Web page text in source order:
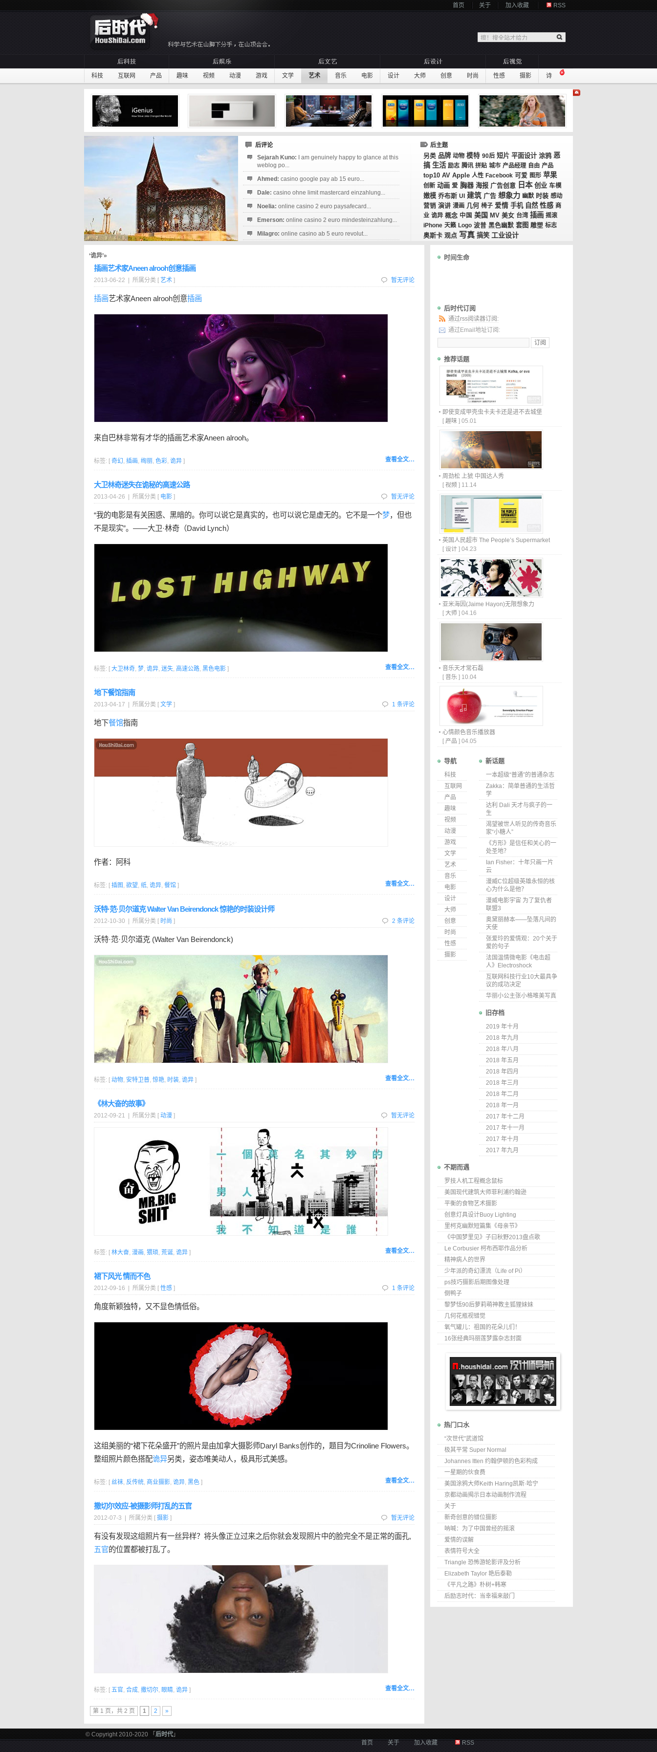
首页 关于 加入收藏 RSS
科技 互联网 产品 趣味 视频 动漫 游戏 文学 艺术 音乐 电影 设计 大师 创意 时尚 性感 摄影 诗
后评论
Sejarah Kuno:
I am genuinely happy to glance at this
weblog po...
Ahmed: casino google pay ab 15 euro...
Dale: casino ohne limit mastercard einzahlung...
Noelia: online casino 2 euro paysafecard...
Emerson: online casino 2 euro mindesteinzahlung...
Milagro: online casino ab 5 euro revolut...
后主题
另类 品牌 动物 模特 90后 短片 平面设计 涂鸦 恶
搞 生活 励志 腾讯 拼贴 城市 产品经理 自由 产品
top10 AV Apple 人性 Facebook 可爱 图形 苹果
创新 动画 爱 胸器 海报 广告创意 日本 创业 车模
嫩模 乔布斯 UI 建筑 广告 想象力 幽默 时装 感动
营销 演讲 漫画 几何 椅子 爱情 手机 自然 性感 商
业 诡异 概念 中国 美国 MV 美女 台湾 插画 摇滚
iPhone 天籁 Logo 波普 黑色幽默 套图 雕塑 标志
奥斯卡 观点 写真 搞笑 工业设计
‘诡异’»
插画艺术家Aneen alrooh创意插画
2013-06-22 | 所属分类 [ 艺术 ] 暂无评论
插画艺术家Aneen alrooh创意插画
来自巴林非常有才华的插画艺术家Aneen alrooh。
查看全文…
标签: [ 奇幻, 插画, 绚丽, 色彩, 诡异 ]
大卫林奇迷失在诡秘的高速公路
2013-04-26 | 所属分类 [ 电影 ] 暂无评论
“我的电影是有关困惑、黑暗的。你可以说它是真实的，也可以说它是虚无的。它不是一个梦，但也
不是现实”。——大卫·林奇（David Lynch）
查看全文…
标签: [ 大卫林奇, 梦, 诡异, 迷失, 高速公路, 黑色电影 ]
地下餐馆指南
2013-04-17 | 所属分类 [ 文学 ] 1 条评论
地下餐馆指南
作者：阿科
查看全文…
标签: [ 插图 , 欲望, 纸, 诡异, 餐馆 ]
沃特·范·贝尔道克 Walter Van Beirendonck 惊艳的时装设计师
2012-10-30 | 所属分类 [ 时尚 ] 2 条评论
沃特·范·贝尔道克 (Walter Van Beirendonck)
查看全文…
标签: [ 动物, 安特卫普, 惊艳, 时装, 诡异 ]
《林大奋的故事》
2012-09-21 | 所属分类 [ 动漫 ] 暂无评论
查看全文…
标签: [ 林大奋, 漫画, 猥琐, 荒诞, 诡异 ]
裙下风光 情而不色
2012-09-16 | 所属分类 [ 性感 ] 1 条评论
角度新颖独特，又不显色情低俗。
这组美丽的“裙下花朵盛开”的照片是由加拿大摄影师Daryl Banks创作的，题目为Crinoline Flowers。
整组照片颜色搭配诡异另类，姿态唯美动人，极具形式美感。
查看全文…
标签: [ 丝袜, 反传统, 商业摄影, 诡异, 黑色 ]
撒切尔效应-被摄影师打乱的五官
2012-07-3 | 所属分类 [ 摄影 ] 暂无评论
有没有发现这组照片有一丝异样？将头像正立过来之后你就会发现照片中的脸完全不是正常的面孔,
五官的位置都被打乱了。
查看全文…
标签: [ 五官, 合成, 撒切尔, 眼睛, 诡异 ]
第 1 页，共 2 页 1 2 »
时间生命
后时代订阅
通过rss阅读器订阅:
通过Email地址订阅:
推荐话题
即使变成甲壳虫卡夫卡还是进不去城堡
[ 趣味 ] 05.01
周劲松 上猇 中国达人秀
[ 视频 ] 11.14
英国人民超市 The People’s Supermarket
[ 设计 ] 04.23
亚米海因(Jaime Hayon)无限想象力
[ 大师 ] 04.16
音乐天才常石磊
[ 音乐 ] 10.04
心情颜色音乐播放器
[ 产品 ] 04.05
导航
科技
互联网
产品
趣味
视频
动漫
游戏
文学
艺术
音乐
电影
设计
大师
创意
时尚
性感
摄影
新话题
一本超级“普通”的普通杂志
Zakka：简单普通的生活哲
学
达利 Dali 天才与疯子的一
生
渴望被世人听见的传奇音乐
家“小糖人”
《方形》是信任和关心的一
处圣地？
Ian Fisher：十年只画一片
云
漫威C位超级英雄永恒的核
心为什么是他？
漫威电影宇宙 为了复仇者
联盟3
奥黛丽赫本——坠落凡间的
天使
张爱玲的爱情观：20个关于
爱的句子
法国温情微电影《电击超
人》Electroshock
互联网科技行业10大最具争
议的成功决定
华丽小公主张小格唯美写真
旧存档
2019 年十月
2018 年九月
2018 年八月
2018 年五月
2018 年四月
2018 年三月
2018 年二月
2018 年一月
2017 年十二月
2017 年十一月
2017 年十月
2017 年九月
不期而遇
罗技人机工程概念鼠标
美国现代建筑大师菲利浦约翰逊
平衡的食物艺术摄影
创意灯具设计Buoy Lighting
里柯克幽默短篇集《母亲节》
《中国梦里见》子曰秋野2013盘点歌
Le Corbusier 柯布西耶作品分析
精神病人的世界
少年派的奇幻漂流（Life of Pi）
ps技巧摄影后期图像处理
倒鸭子
黎梦恬90后萝莉萌神教主狐狸妹妹
几何花瓶视错觉
氧气罐儿：祖国的花朵儿们！
16张经典玛丽莲梦露杂志封面
热门口水
“次世代”武道馆
极其平常 Super Normal
Johannes Itten 约翰伊顿的色彩构成
一星期的伙食费
美国涂鸦大师Keith Haring凯斯·哈宁
京都动画揭示日本动画制作流程
关于
新奇创意的错位摄影
呐喊：为了中国曾经的摇滚
爱情的误解
表情符号大全
Triangle 恐怖游轮影评及分析
Elizabeth Taylor 艳后泰勒
《平凡之路》朴树+韩寒
后励志时代：当幸福来敲门
© Copyright 2010-2020 「 后时代 」
首页
关于 加入收藏 RSS